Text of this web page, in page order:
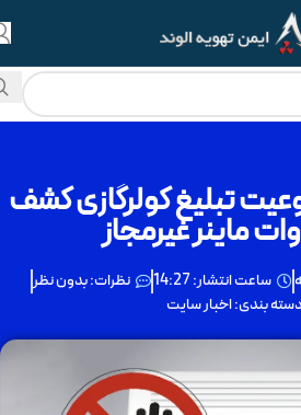
تبلیغ کولرگازی کشف
ساعت انتشار:14:27 نظرات:بدون نظر
دسته بندی:اخبار سایت